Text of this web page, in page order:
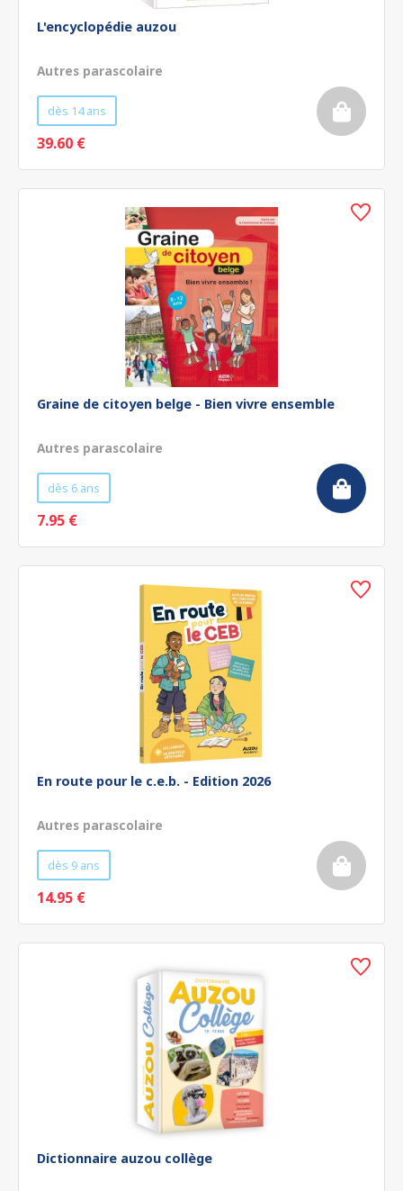
L'encyclopédie auzou
Autres parascolaire
dès 14 ans
39.60 €
Graine de citoyen belge - Bien vivre ensemble
Autres parascolaire
dès 6 ans
7.95 €
En route pour le c.e.b. - Edition 2026
Autres parascolaire
dès 9 ans
14.95 €
Dictionnaire auzou collège